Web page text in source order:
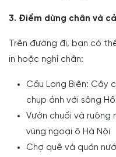
3. Điểm dừng chân và
Trên đường đi, bạn có
in hoặc nghỉ chân:
Cầu Long Biên: Cây
chụp ảnh với sông
Vườn chuối và
vùng ngoại ô Hà Nội
Chợ quê và quán